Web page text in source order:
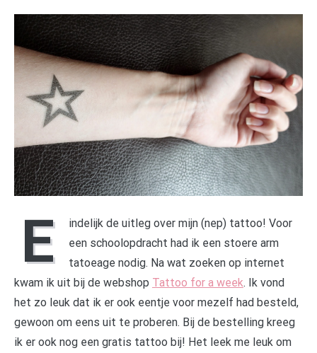
E
indelijk de uitleg over mijn (nep) tattoo! Voor
een schoolopdracht had ik een stoere arm
tatoeage nodig. Na wat zoeken op internet
kwam ik uit bij de webshop Tattoo for a week. Ik vond
het zo leuk dat ik er ook eentje voor mezelf had besteld,
gewoon om eens uit te proberen. Bij de bestelling kreeg
ik er ook nog een gratis tattoo bij! Het leek me leuk om